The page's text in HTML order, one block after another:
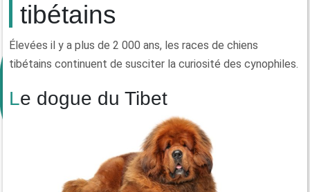
tibétains
Élevées il y a plus de 2 000 ans, les races de chiens
tibétains continuent de susciter la curiosité des cynophiles.
Le dogue du Tibet